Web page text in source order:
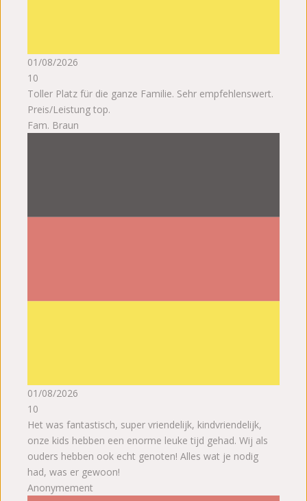
01/08/2026
10
Toller Platz für die ganze Familie. Sehr empfehlenswert.
Preis/Leistung top.
Fam. Braun
01/08/2026
10
Het was fantastisch, super vriendelijk, kindvriendelijk,
onze kids hebben een enorme leuke tijd gehad. Wij als
ouders hebben ook echt genoten! Alles wat je nodig
had, was er gewoon!
Anonymement